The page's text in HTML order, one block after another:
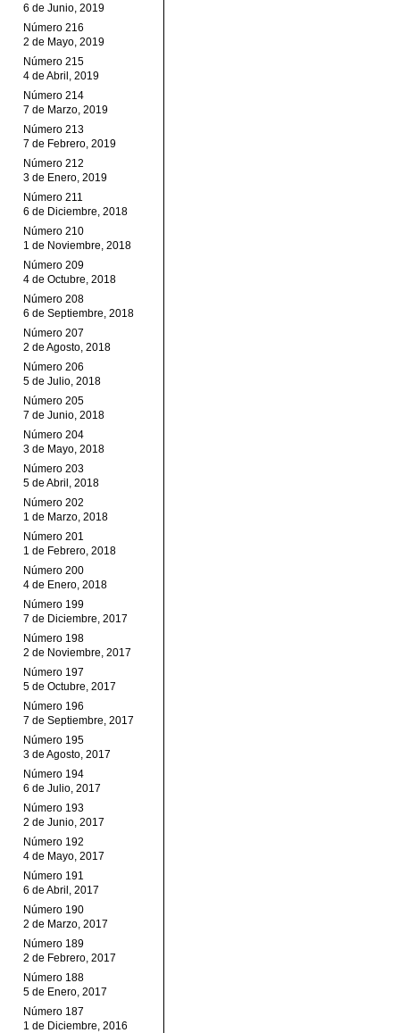
6 de Junio, 2019
Número 216
2 de Mayo, 2019
Número 215
4 de Abril, 2019
Número 214
7 de Marzo, 2019
Número 213
7 de Febrero, 2019
Número 212
3 de Enero, 2019
Número 211
6 de Diciembre, 2018
Número 210
1 de Noviembre, 2018
Número 209
4 de Octubre, 2018
Número 208
6 de Septiembre, 2018
Número 207
2 de Agosto, 2018
Número 206
5 de Julio, 2018
Número 205
7 de Junio, 2018
Número 204
3 de Mayo, 2018
Número 203
5 de Abril, 2018
Número 202
1 de Marzo, 2018
Número 201
1 de Febrero, 2018
Número 200
4 de Enero, 2018
Número 199
7 de Diciembre, 2017
Número 198
2 de Noviembre, 2017
Número 197
5 de Octubre, 2017
Número 196
7 de Septiembre, 2017
Número 195
3 de Agosto, 2017
Número 194
6 de Julio, 2017
Número 193
2 de Junio, 2017
Número 192
4 de Mayo, 2017
Número 191
6 de Abril, 2017
Número 190
2 de Marzo, 2017
Número 189
2 de Febrero, 2017
Número 188
5 de Enero, 2017
Número 187
1 de Diciembre, 2016